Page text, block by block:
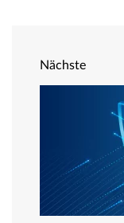
Nächste